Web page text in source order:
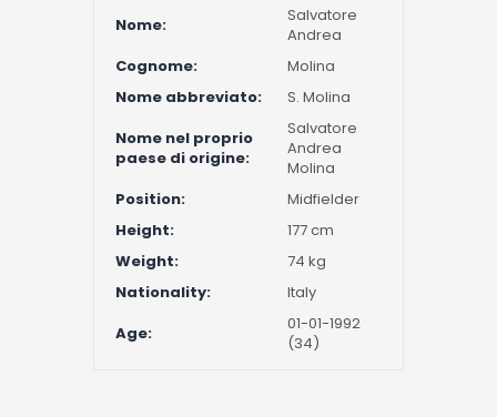
Nome:
Salvatore
Andrea
Cognome:
Molina
Nome abbreviato:
S. Molina
Nome nel proprio
paese di origine:
Salvatore
Andrea
Molina
Position:
Midfielder
Height:
177 cm
Weight:
74 kg
Nationality:
Italy
Age:
01-01-1992
(34)